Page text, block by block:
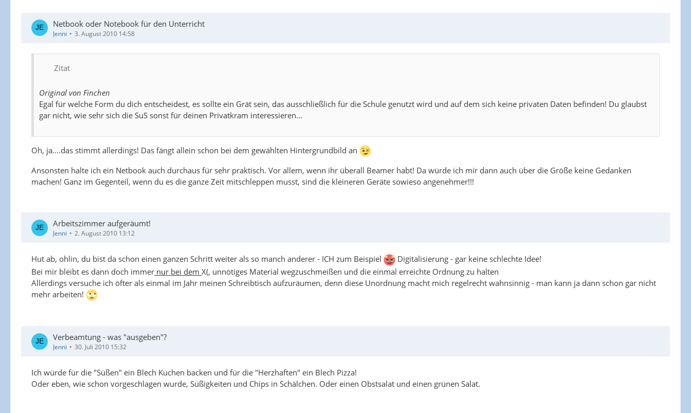
Netbook oder Notebook für den Unterricht
Jenni 3. August 2010 14:58
Zitat
Original von Finchen
Egal für welche Form du dich entscheidest, es sollte ein Grät sein, das ausschließlich für die Schule genutzt wird und auf dem sich keine privaten Daten befinden! Du glaubst
gar nicht, wie sehr sich die SuS sonst für deinen Privatkram interessieren...
Oh, ja....das stimmt allerdings! Das fängt allein schon bei dem gewählten Hintergrundbild an
Ansonsten halte ich ein Netbook auch durchaus für sehr praktisch. Vor allem, wenn ihr überall Beamer habt! Da würde ich mir dann auch über die Größe keine Gedanken
machen! Ganz im Gegenteil, wenn du es die ganze Zeit mitschleppen musst, sind die kleineren Geräte sowieso angenehmer!!!
Arbeitszimmer aufgeräumt!
Jenni 2. August 2010 13:12
Hut ab, ohlin, du bist da schon einen ganzen Schritt weiter als so manch anderer - ICH zum Beispiel
Digitalisierung - gar keine schlechte Idee!
Bei mir bleibt es dann doch immer nur bei dem X(, unnötiges Material wegzuschmeißen und die einmal erreichte Ordnung zu halten
Allerdings versuche ich öfter als einmal im Jahr meinen Schreibtisch aufzuräumen, denn diese Unordnung macht mich regelrecht wahnsinnig - man kann ja dann schon gar nicht
mehr arbeiten!
Verbeamtung - was "ausgeben"?
Jenni 30. Juli 2010 15:32
Ich würde für die "Süßen" ein Blech Kuchen backen und für die "Herzhaften" ein Blech Pizza!
Oder eben, wie schon vorgeschlagen wurde, Süßigkeiten und Chips in Schälchen. Oder einen Obstsalat und einen grünen Salat.